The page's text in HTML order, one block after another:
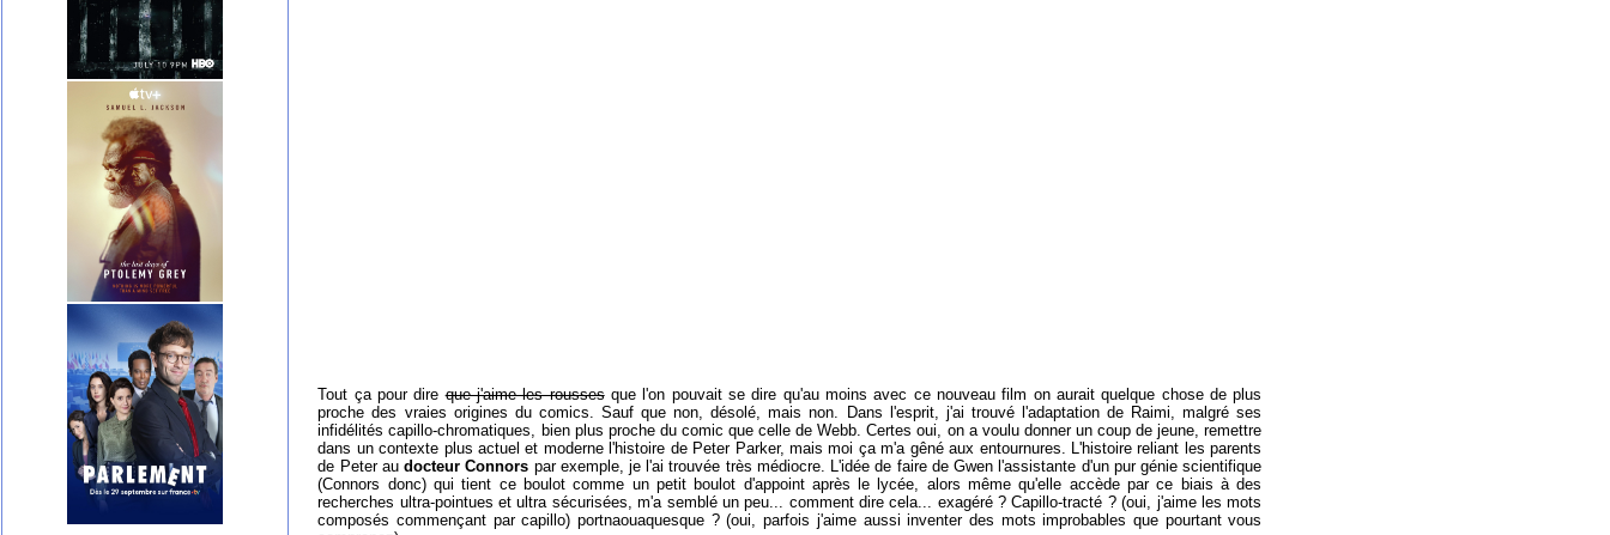
Tout ça pour direque j'aime les roussesque l'on pouvait se dire qu'au moins avec ce nouveau film on aurait quelque chose de plus
proche des vraies origines du comics. Sauf que non, désolé, mais non. Dans l'esprit, j'ai trouvé l'adaptation de Raimi, malgré ses
infidélités capillo-chromatiques, bien plus proche du comic que celle de Webb. Certes oui, on a voulu donner un coup de jeune, remettre
dans un contexte plus actuel et moderne l'histoire de Peter Parker, mais moi ça m'a gêné aux entournures. L'histoire reliant les parents
de Peter audocteur Connors par exemple, je l'ai trouvée très médiocre. L'idée de faire de Gwen l'assistante d'un pur génie scientifique
(Connors donc) qui tient ce boulot comme un petit boulot d'appoint après le lycée, alors même qu'elle accède par ce biais à des
recherches ultra-pointues et ultra sécurisées, m'a semblé un peu... comment dire cela... exagéré ? Capillo-tracté ? (oui, j'aime les mots
composés commençant par capillo) portnaouaquesque ? (oui, parfois j'aime aussi inventer des mots improbables que pourtant vous